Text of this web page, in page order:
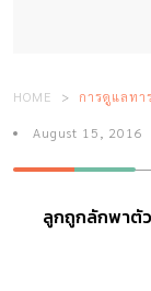
HOME การดูแลทา
August 15, 2016
ลูกถูกลักพาตั